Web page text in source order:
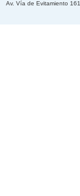
Av. Vía de Evitamiento